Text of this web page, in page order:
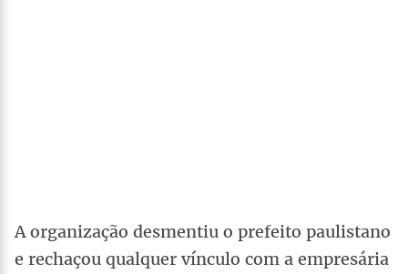
A organização desmentiu o prefeito paulistano
e rechaçou qualquer vínculo com a empresária